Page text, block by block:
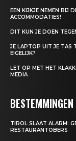
EEN KIJKJE NEMEN BIJ
ACCOMMODATIES!
DIT KUN JE DOEN
JE LAPTOP UIT JE TAS
EIGELIJK?
LET OP MET HET
MEDIA
BESTEMMINGEN
TIROL SLAAT ALARM:
RESTAURANTOBERS